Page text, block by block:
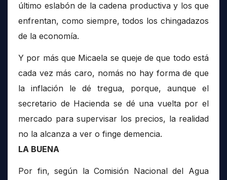
último eslabón de la cadena productiva y los que
enfrentan, como siempre, todos los chingadazos
de la economía.
Y por más que Micaela se queje de que todo está
cada vez más caro, nomás no hay forma de que
la inflación le dé tregua, porque, aunque el
secretario de Hacienda se dé una vuelta por el
mercado para supervisar los precios, la realidad
no la alcanza a ver o finge demencia.
LA BUENA
Por fin, según la Comisión Nacional del Agua